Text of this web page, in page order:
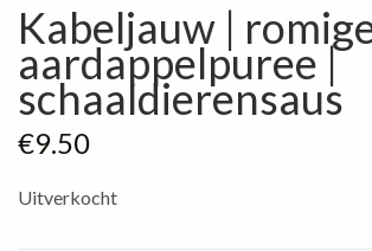
Kabeljauw |
aardappelpuree |
schaaldierensaus
€9.50
Uitverkocht